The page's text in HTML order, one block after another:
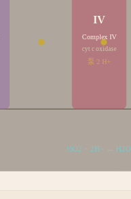
IV
Complex IV
cyt c oxidase
泵 2 H+
½O2 + 2H+ → H2O